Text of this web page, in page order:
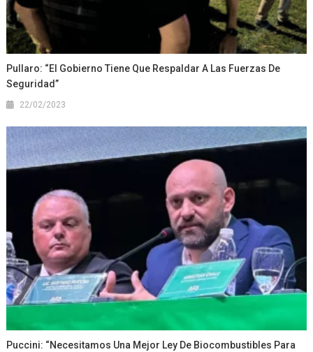
Pullaro: “El Gobierno Tiene Que Respaldar A Las Fuerzas De
Seguridad”
22/02/2023
Puccini: “Necesitamos Una Mejor Ley De Biocombustibles Para